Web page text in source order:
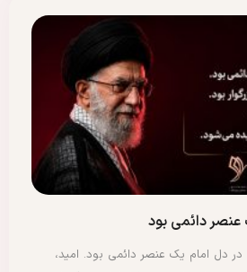
عنصر دائمی بود
در دل امام یک عنصر دائمی بود. امید،